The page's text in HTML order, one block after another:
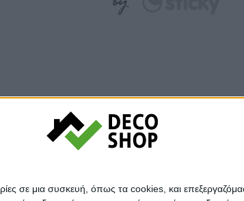
σε μια συσκευή, όπως τα cookies, και
© Decoshop 2024